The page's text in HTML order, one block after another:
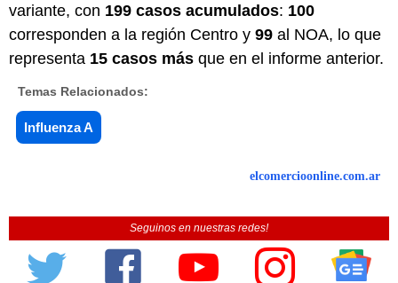
variante, con 199 casos acumulados: 100
corresponden a la región Centro y 99 al NOA, lo que
representa 15 casos más que en el informe anterior.
Temas Relacionados:
Influenza A
elcomercioonline.com.ar
Seguinos en nuestras redes!